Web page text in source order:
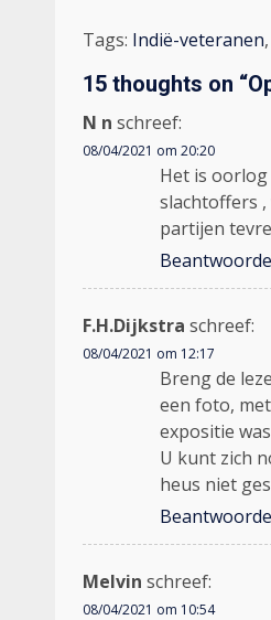
Tags: Indië-veteranen,
15 thoughts on “
N n schreef:
08/04/2021 om 20:20
Het is
slachtoffers ,
partijen
F.H.Dijkstra schreef:
08/04/2021 om 12:17
Breng de
een foto,
expositie
U kunt zich
heus niet
Melvin schreef:
08/04/2021 om 10:54